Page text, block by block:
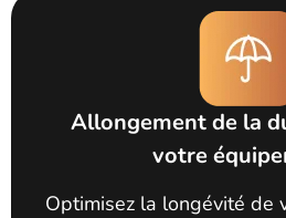
Allongement de la
votre
Optimisez la longévité de